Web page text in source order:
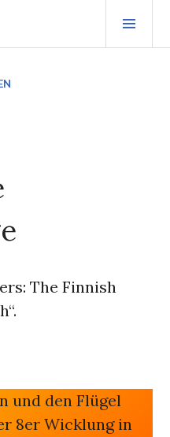
The Finnish
und den Flügel
8er Wicklung in